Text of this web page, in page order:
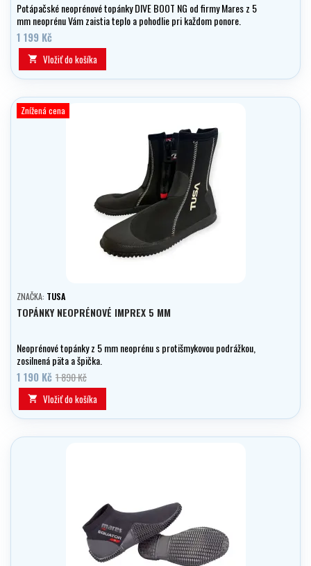
Potápačské neoprénové topánky DIVE BOOT NG od firmy Mares z 5
mm neoprénu Vám zaistia teplo a pohodlie pri každom ponore.
1 199 Kč
 Vložiť do košíka
Znížená cena
ZNAČKA: TUSA
TOPÁNKY NEOPRÉNOVÉ IMPREX 5 MM
Neoprénové topánky z 5 mm neoprénu s protišmykovou podrážkou,
zosilnená päta a špička.
1 190 Kč 1 890 Kč
 Vložiť do košíka